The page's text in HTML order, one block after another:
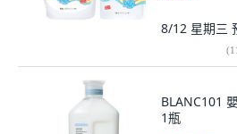
8/12 星期三
(
BLANC101
1瓶